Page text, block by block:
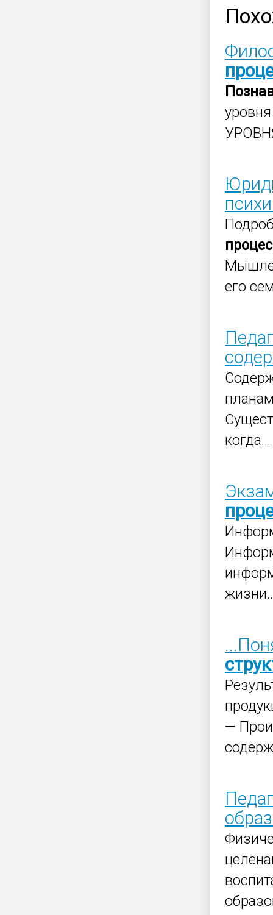
его
когда...
—